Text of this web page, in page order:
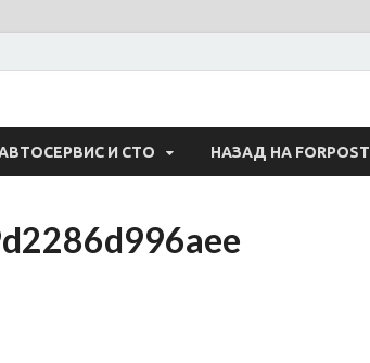
И СТО НАЗАД НА FORPOST